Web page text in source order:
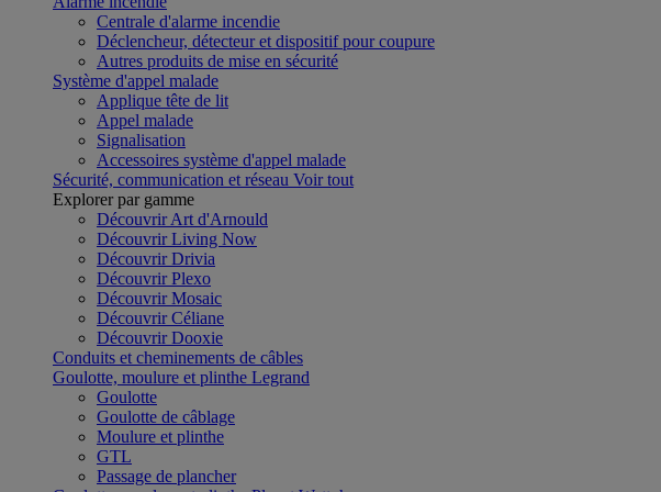
Centrale d'alarme incendie
Déclencheur, détecteur et dispositif pour coupure
Autres produits de mise en sécurité
Système d'appel malade
Applique tête de lit
Appel malade
Signalisation
Accessoires système d'appel malade
Sécurité, communication et réseau Voir tout
Explorer par gamme
Découvrir Art d'Arnould
Découvrir Living Now
Découvrir Drivia
Découvrir Plexo
Découvrir Mosaic
Découvrir Céliane
Découvrir Dooxie
Conduits et cheminements de câbles
Goulotte, moulure et plinthe Legrand
Goulotte
Goulotte de câblage
Moulure et plinthe
GTL
Passage de plancher